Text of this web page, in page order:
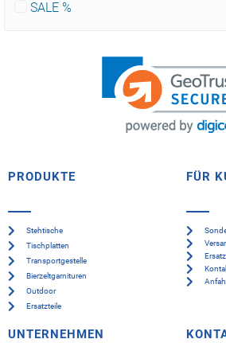
SALE %
PRODUKTE
Stehtische
Tischplatten
Transportgestelle
Bierzeltgarnituren
Outdoor
Ersatzteile
FÜR
UNTERNEHMEN